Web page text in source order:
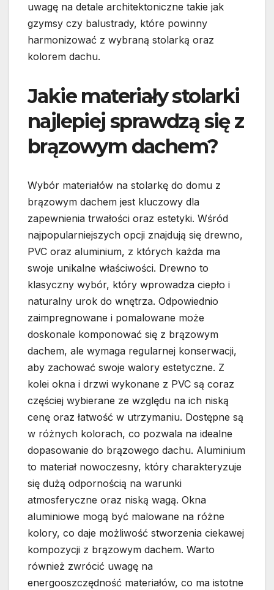
uwagę na detale architektoniczne takie jak
gzymsy czy balustrady, które powinny
harmonizować z wybraną stolarką oraz
kolorem dachu.
Jakie materiały stolarki
najlepiej sprawdzą się z
brązowym dachem?
Wybór materiałów na stolarkę do domu z
brązowym dachem jest kluczowy dla
zapewnienia trwałości oraz estetyki. Wśród
najpopularniejszych opcji znajdują się drewno,
PVC oraz aluminium, z których każda ma
swoje unikalne właściwości. Drewno to
klasyczny wybór, który wprowadza ciepło i
naturalny urok do wnętrza. Odpowiednio
zaimpregnowane i pomalowane może
doskonale komponować się z brązowym
dachem, ale wymaga regularnej konserwacji,
aby zachować swoje walory estetyczne. Z
kolei okna i drzwi wykonane z PVC są coraz
częściej wybierane ze względu na ich niską
cenę oraz łatwość w utrzymaniu. Dostępne są
w różnych kolorach, co pozwala na idealne
dopasowanie do brązowego dachu. Aluminium
to materiał nowoczesny, który charakteryzuje
się dużą odpornością na warunki
atmosferyczne oraz niską wagą. Okna
aluminiowe mogą być malowane na różne
kolory, co daje możliwość stworzenia ciekawej
kompozycji z brązowym dachem. Warto
również zwrócić uwagę na
energooszczędność materiałów, co ma istotne